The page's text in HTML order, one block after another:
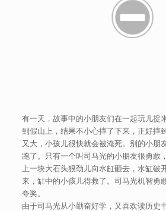
有一天，故事中的小朋友们在一起玩儿捉
到假山上，结果不小心摔了下来，正好摔
又大，小孩儿很快就会被淹死。别的小朋
跑了。只有一个叫司马光的小朋友很勇敢
上一块大石头狠劲儿向水缸砸去，水缸破
来，缸中的小孩儿得救了。司马光机智勇
夸奖。
由于司马光从小勤奋好学，又喜欢读历史